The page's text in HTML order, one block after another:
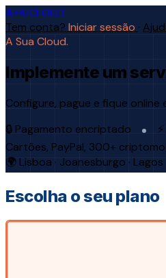
AFRICLOUD
Tem conta? Iniciar sessão ·
A Sua Cloud.
Implemente um
Configure, pague e fique online
🔒 Pagamento encriptado
Cartões, PayPal, 300+
🌍 Lisboa · Joanesburgo · Lagos
Escolha o seu plano